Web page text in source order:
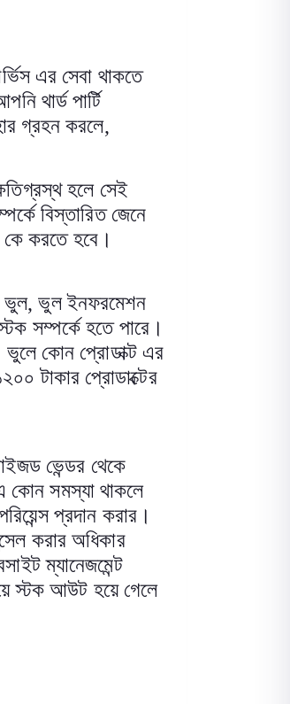
এর সেবা থাকতে
থার্ড পার্টি
গ্রহন করলে,
হলে সেই
বিস্তারিত জেনে
কে করতে হবে।
ভুল,ভুল ইনফরমেশন
সম্পর্কে হতে পারে।
ভুলে কোন প্রোডাক্ট এর
টাকার প্রোডাক্টের
ভেন্ডর থেকে
কোন সমস্যা থাকলে
প্রদান করার।
করার অধিকার
ম্যানেজমেন্ট
স্টক আউট হয়ে গেলে